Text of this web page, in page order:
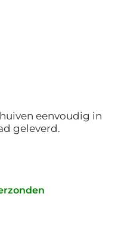
eenvoudig in
geleverd.